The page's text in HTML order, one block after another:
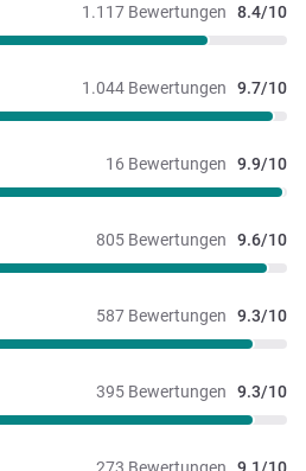
1.117 Bewertungen 8.4/10
1.044 Bewertungen 9.7/10
16 Bewertungen 9.9/10
805 Bewertungen 9.6/10
587 Bewertungen 9.3/10
395 Bewertungen 9.3/10